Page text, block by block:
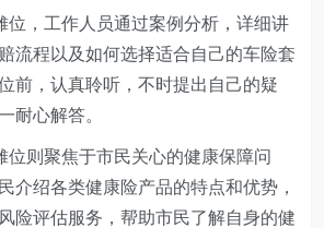
位，工作人员通过案例分析，详细讲
流程以及如何选择适合自己的车险套
前，认真聆听，不时提出自己的疑
耐心解答。
位则聚焦于市民关心的健康保障问
介绍各类健康险产品的特点和优势，
险评估服务，帮助市民了解自身的健